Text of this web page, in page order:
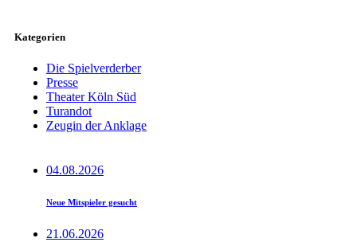
Kategorien
Die Spielverderber
Presse
Theater Köln Süd
Turandot
Zeugin der Anklage
04.08.2026
Neue Mitspieler gesucht
21.06.2026